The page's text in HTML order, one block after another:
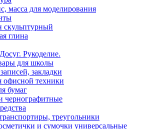
масса для моделирования
скульптурный
глина
Рукоделие.
для школы
закладки
офисной техники
бумаг
чернографитные
треугольники
и сумочки универсальные